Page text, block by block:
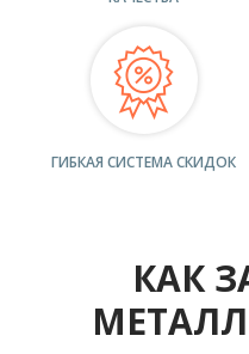
ГИБКАЯ СИСТЕМА СКИДОК
КАК